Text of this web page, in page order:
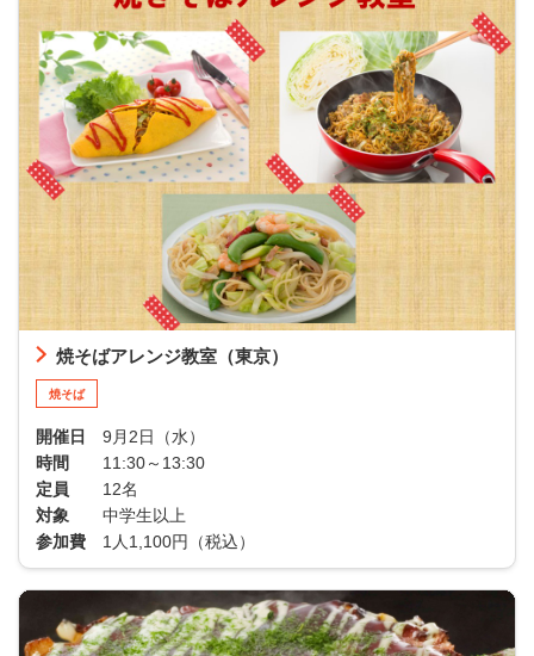
焼そばアレンジ教室（東京）
焼そば
開催日
9月2日（水）
時間
11:30～13:30
定員
12名
対象
中学生以上
参加費
1人1,100円（税込）